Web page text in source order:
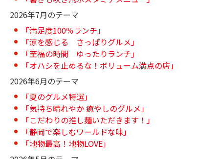
2026年7月のテーマ
「満足度100％ランチ」
「涼を感じる さっぱりグルメ」
「至福の時間 ゆったりランチ」
「オハシを止めるな！ボリューム満点の店」
2026年6月のテーマ
「夏のグルメ特選」
「気持ち晴れやか 癒やしのグルメ」
「こだわりの推し麺いただきます！」
「静岡で楽しむワールドな味」
「地物最高！地物LOVE」